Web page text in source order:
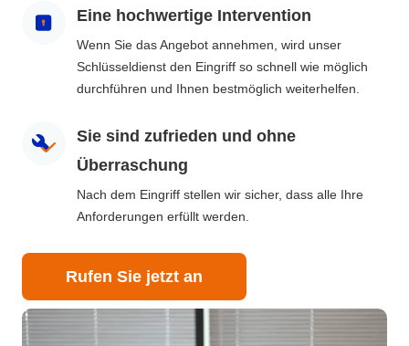
Eine hochwertige Intervention
Wenn Sie das Angebot annehmen, wird unser
Schlüsseldienst den Eingriff so schnell wie möglich
durchführen und Ihnen bestmöglich weiterhelfen.
Sie sind zufrieden und ohne
Überraschung
Nach dem Eingriff stellen wir sicher, dass alle Ihre
Anforderungen erfüllt werden.
Rufen Sie jetzt an